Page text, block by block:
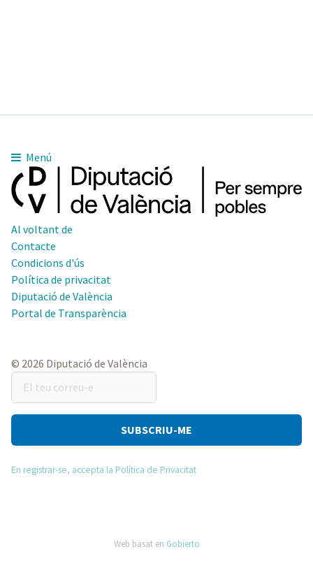
Menú
Al voltant de
Contacte
Condicions d'ús
Política de privacitat
Diputació de València
Portal de Transparència
© 2026 Diputació de València
El
teu
correu-
En registrar-se, accepta la Política de Privacitat
Web basat en Gobierto